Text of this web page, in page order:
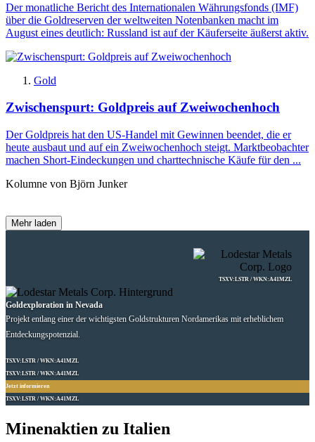
Der monatliche Bericht des Internationalen Währungsfonds (IMF)
über die Goldreserven der weltweiten Notenbanken macht im
August eines deutlich: Russland ist auf der Käuferseite äußerst aktiv.
Gold
Zwischenspurt: Goldpreis auf Zweiwochenhoch
Der Goldpreis hat den US-Handel mit Gewinnen beendet, die er
heute ausbaut und auf ein Zweiwochenhoch steigt. Marktbeobachter
machen Short-Eindeckungen und charttechnische Käufe für den ...
Kolumne von Björn Junker
Mehr laden
TSXV:LSTR / WKN:A41MZL
Goldexploration in Nevada
Projekt entlang einer der wichtigsten Goldstrukturen Nordamerikas mit erheblichem
Entdeckungspotenzial.
TSXV:LSTR / WKN:A41MZL
TSXV:LSTR / WKN:A41MZL
Jetzt informieren
TSXV:LSTR / WKN:A41MZL
Minenaktien zu Italien